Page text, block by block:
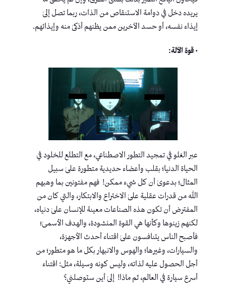
يريده دخل في دوامة الاستنقاص من الذات، ربما تصل إلىٰ
إيذاء نفسه، أو حسد الآخرين ممن يظنهم أذكىٰ منه وإيذائهم.
• قوة الآلة:
عبر الغلو في تمجيد التطور الاصطناعي، مع التطلع للخلود في
الحياة الدنيا؛ بقلب وأعضاء حديدية متطورة علىٰ سبيل
المثال؛ بدعوىٰ أن كل شيء ممكن! فهم مفتونين بما وهبهم
الله من قدرات عقلية علىٰ الاختراع والابتكار، والتي كان من
المفترض أن تكون هذه الصناعات معينة للإنسان علىٰ دنياه،
لكنهم زينوها وكأنها هي القوة المنشودة، والهدف الأسمىٰ؛
فأصبح الناس يتنافسون علىٰ اقتناء أحدث الأجهزة،
والسيارات، وغيرها؛ والهوس والانبهار بكل ما هو متطور؛ من
أجل الحصول عليه لذاته، وليس كونه وسيلة، مثل: اقتناء
أسرع سيارة في العالم، ثم ماذا! إلىٰ أين ستوصلني؟